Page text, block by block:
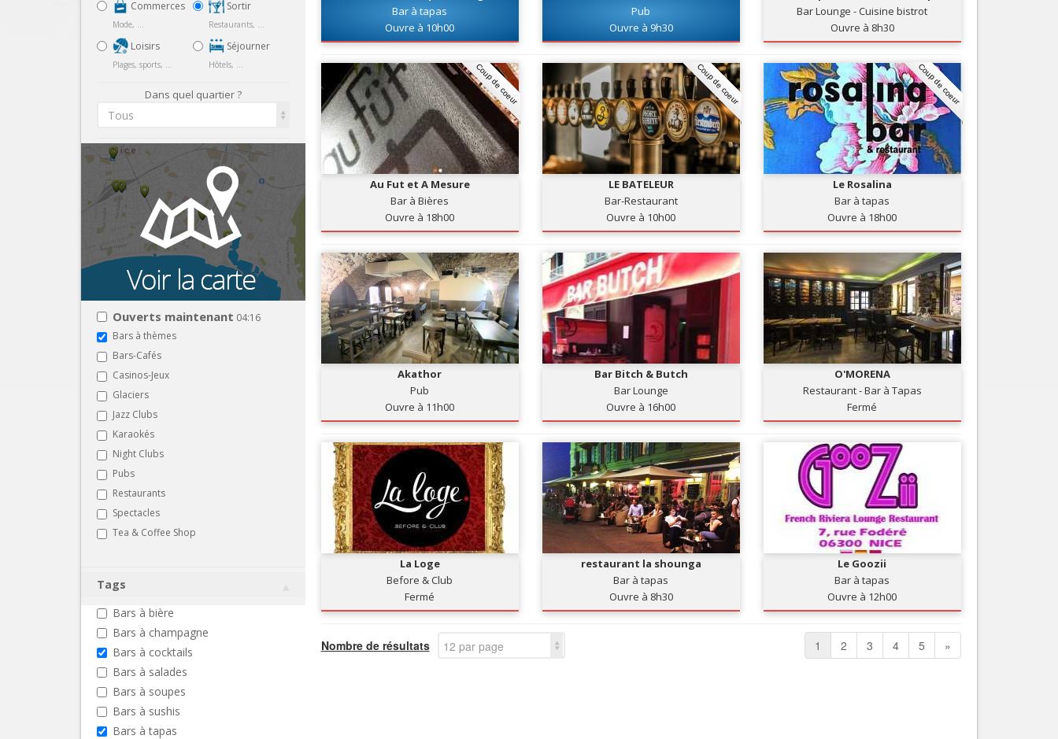
Services
Tourisme, ...
Nice Aéroport
Commerces
Mode, ...
Loisirs
Plages, sports, ...
Sortir
Restaurants, ...
Séjourner
Hôtels, ...
Dans quel quartier ?
Tous
Ouverts maintenant 04:16
Bars à thèmes
Bars-Cafés
Casinos-Jeux
Glaciers
Jazz Clubs
Karaokés
Night Clubs
Pubs
Restaurants
Spectacles
Tea & Coffee Shop
Tags
Bars à bière
Bars à champagne
Bars à cocktails
Bars à salades
Bars à soupes
Bars à sushis
Bars à tapas
Bar à tapas
Ouvre à 10h00
Pub
Ouvre à 9h30
Bar Lounge - Cuisine bistrot
Ouvre à 8h30
Coup de coeur
Au Fut et A Mesure
Bar à Bières
Ouvre à 18h00
Coup de coeur
LE BATELEUR
Bar-Restaurant
Ouvre à 10h00
Coup de coeur
Le Rosalina
Bar à tapas
Ouvre à 18h00
Akathor
Pub
Ouvre à 11h00
Bar Bitch & Butch
Bar Lounge
Ouvre à 16h00
O'MORENA
Restaurant - Bar à Tapas
Fermé
La Loge
Before & Club
Fermé
restaurant la shounga
Bar à tapas
Ouvre à 8h30
Le Goozii
Bar à tapas
Ouvre à 12h00
Nombre de résultats 12 par page 1 2 3 4 5 »